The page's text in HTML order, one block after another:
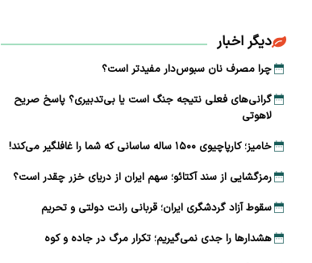
دیگر اخبار
چرا مصرف نان سبوس‌دار مفیدتر است؟
گرانی‌های فعلی نتیجه جنگ است یا بی‌تدبیری؟ پاسخ صریح
لاهوتی
خامیز؛ کارپاچیوی ۱۵۰۰ ساله ساسانی که شما را غافلگیر می‌کند!
رمزگشایی از سند آکتائو؛ سهم ایران از دریای خزر چقدر است؟
سقوط آزاد گردشگری ایران؛ قربانی رانت دولتی و تحریم
هشدارها را جدی نمی‌گیریم؛ تکرار مرگ در جاده و کوه